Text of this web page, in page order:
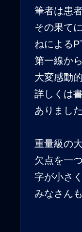
筆者は患
その果て
ねによる
第一線か
大変感動
詳しくは
ありまし
重量級の
欠点を一
字が小さ
みなさん